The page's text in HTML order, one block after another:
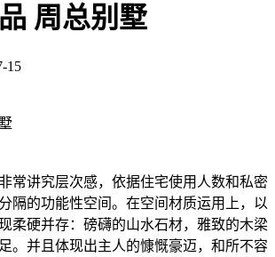
周总别墅
15
常讲究层次感，依据住宅使用人数和私密
隔的功能性空间。在空间材质运用上，以
柔硬并存：磅礴的山水石材，雅致的木梁
。并且体现出主人的慷慨豪迈，和所不容